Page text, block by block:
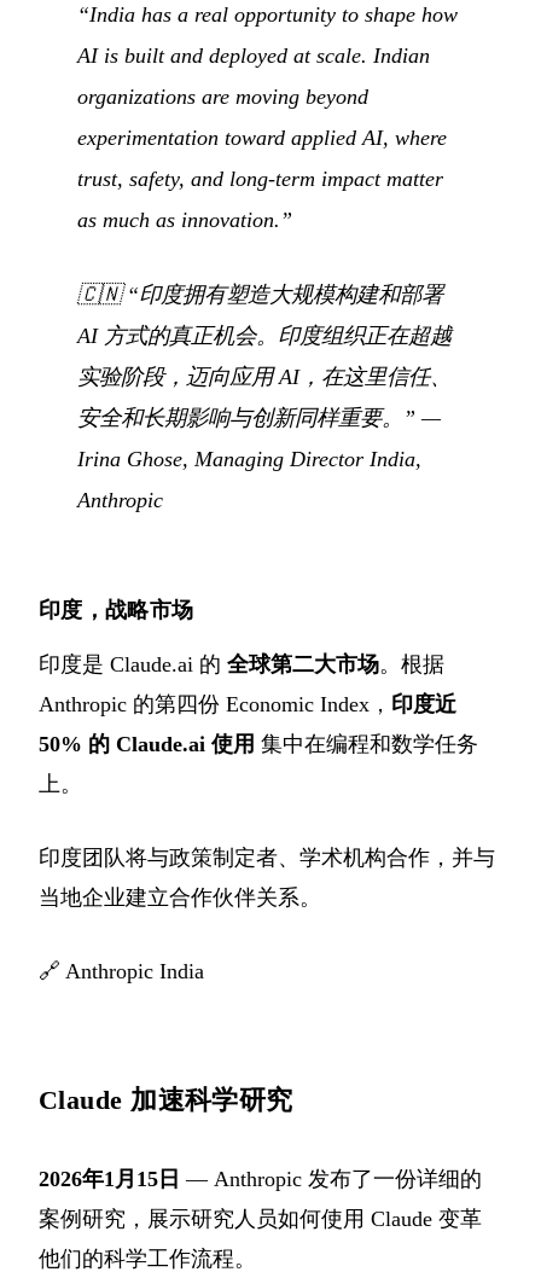
“India has a real opportunity to shape how
AI is built and deployed at scale. Indian
organizations are moving beyond
experimentation toward applied AI, where
trust, safety, and long-term impact matter
as much as innovation.”
🇨🇳“印度拥有塑造大规模构建和部署
AI 方式的真正机会。印度组织正在超越
实验阶段，迈向应用 AI，在这里信任、
安全和长期影响与创新同样重要。” —
Irina Ghose, Managing Director India,
Anthropic
印度，战略市场
印度是 Claude.ai 的 全球第二大市场。根据
Anthropic 的第四份 Economic Index， 印度近
50% 的 Claude.ai 使用 集中在编程和数学任务
上。
印度团队将与政策制定者、学术机构合作，并与
当地企业建立合作伙伴关系。
🔗 Anthropic India
Claude 加速科学研究
2026年1月15日 — Anthropic 发布了一份详细的
案例研究，展示研究人员如何使用 Claude 变革
他们的科学工作流程。